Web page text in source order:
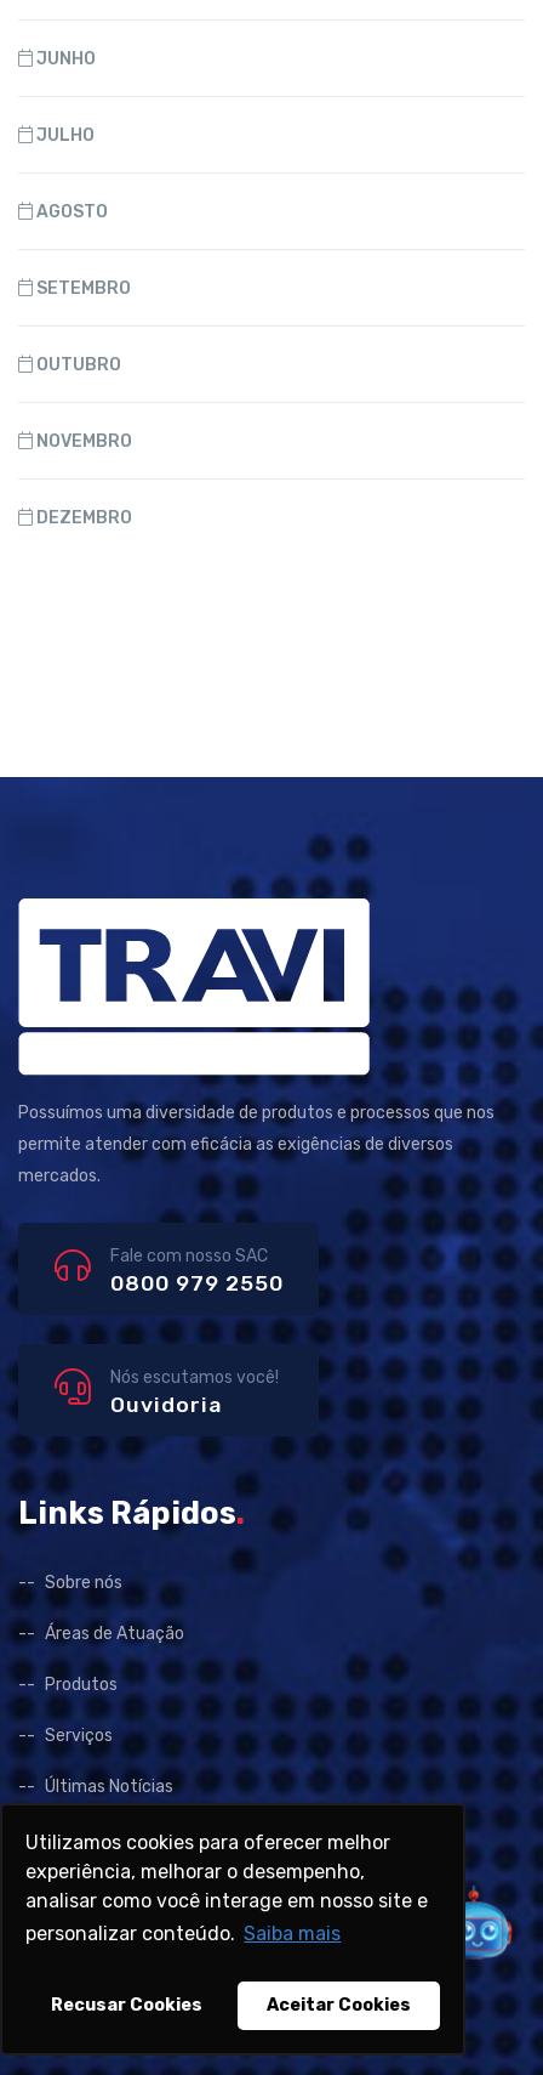
Utilizamos cookies para oferecer melhor
experiência, melhorar o desempenho,
analisar como você interage em nosso site e
personalizar conteúdo. Saiba mais
Recusar Cookies Aceitar Cookies
JUNHO
JULHO
AGOSTO
SETEMBRO
OUTUBRO
NOVEMBRO
DEZEMBRO
Possuímos uma diversidade de produtos e processos que nos
permite atender com eficácia as exigências de diversos
mercados.
Fale com nosso SAC
0800 979 2550
Nós escutamos você!
Ouvidoria
Links Rápidos.
Sobre nós
Áreas de Atuação
Produtos
Serviços
Últimas Notícias
Entrar em Contato
Representantes
Downloads